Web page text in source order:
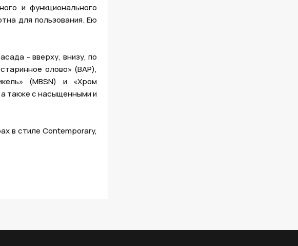
и функционального
для пользования. Ею
– вверху, внизу, по
олово» (BAP),
(MBSN) и «Хром
также с насыщенными и
в стиле Contemporary,